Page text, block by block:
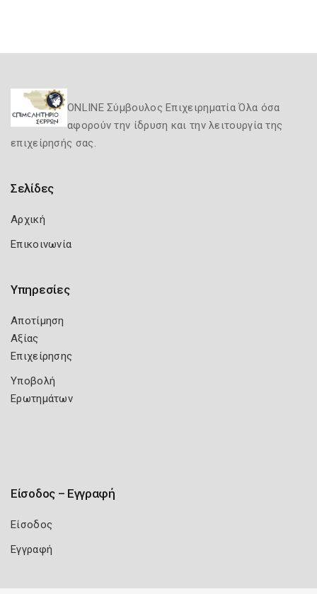
ONLINE Σύμβουλος Επιχειρηματία Όλα όσα
αφορούν την ίδρυση και την λειτουργία της
επιχείρησής σας.
Σελίδες
Αρχική
Επικοινωνία
Υπηρεσίες
Αποτίμηση
Αξίας
Επιχείρησης
Υποβολή
Ερωτημάτων
Είσοδος – Εγγραφή
Είσοδος
Εγγραφή